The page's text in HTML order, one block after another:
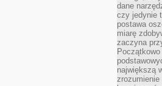
dane
czy jedynie
postawa
miarę
zaczyna
największą
zrozumienie